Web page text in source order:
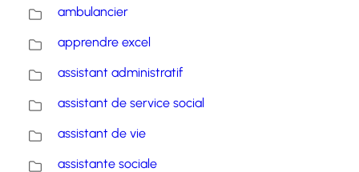
ambulancier
apprendre excel
assistant administratif
assistant de service social
assistant de vie
assistante sociale